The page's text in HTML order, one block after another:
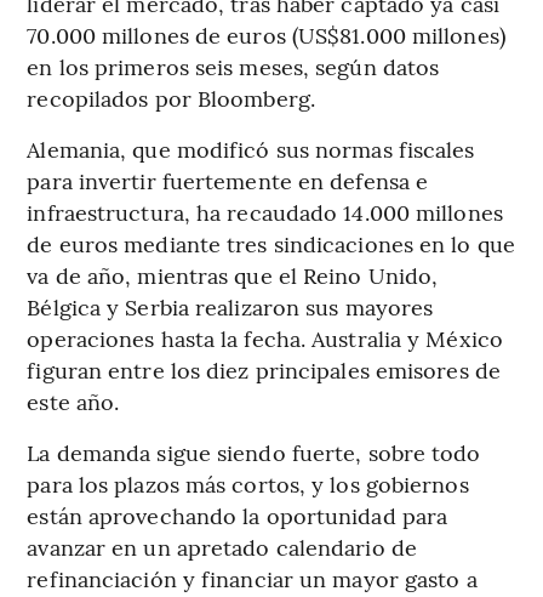
70.000 millones de euros (US$81.000 millones)
en los primeros seis meses, según datos
recopilados por Bloomberg.
Alemania, que modificó sus normas fiscales
para invertir fuertemente en defensa e
infraestructura, ha recaudado 14.000 millones
de euros mediante tres sindicaciones en lo que
va de año, mientras que el Reino Unido,
Bélgica y Serbia realizaron sus mayores
operaciones hasta la fecha. Australia y México
figuran entre los diez principales emisores de
este año.
La demanda sigue siendo fuerte, sobre todo
para los plazos más cortos, y los gobiernos
están aprovechando la oportunidad para
avanzar en un apretado calendario de
refinanciación y financiar un mayor gasto a